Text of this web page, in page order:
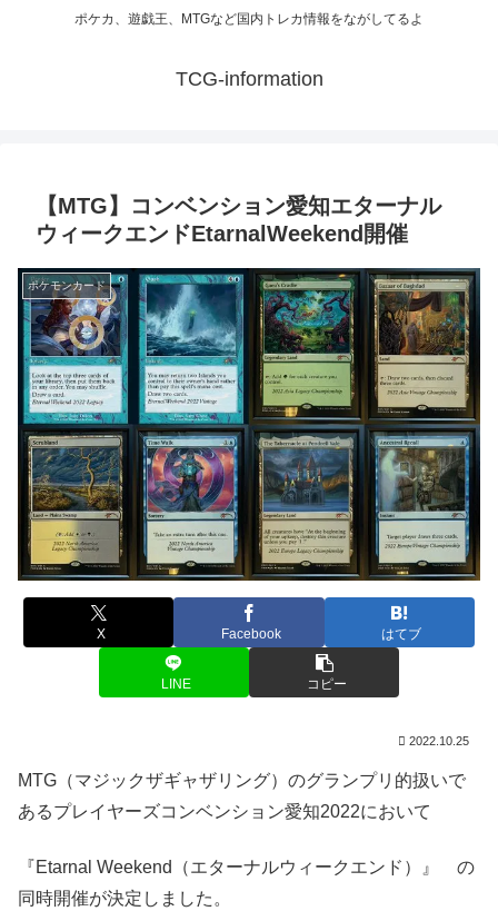
ポケカ、遊戯王、MTGなど国内トレカ情報をながしてるよ
TCG-information
【MTG】コンベンション愛知エターナル
ウィークエンドEtarnalWeekend開催
ポケモンカード
X Facebook はてブ
LINE コピー
2022.10.25
MTG（マジックザギャザリング）のグランプリ的扱いで
あるプレイヤーズコンベンション愛知2022において
『Etarnal Weekend（エターナルウィークエンド）』 の
同時開催が決定しました。